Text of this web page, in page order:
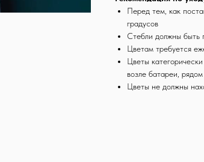
Перед тем, как
градусов
Стебли должны быть
Цветам требуется
Цветы
возле батареи,
Цветы не должны